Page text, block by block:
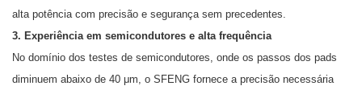
alta potência com precisão e segurança sem precedentes.
3. Experiência em semicondutores e alta frequência
No domínio dos testes de semicondutores, onde os passos dos pads
diminuem abaixo de 40 μm, o SFENG fornece a precisão necessária